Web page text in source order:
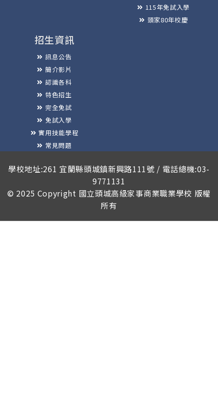
115年免試入學
頭家80年校慶
招生資訊
訊息公告
簡介影片
認識各科
特色招生
完全免試
免試入學
實用技能學程
常見問題
學校地址:261 宜蘭縣頭城鎮新興路111號 / 電話總機:03-
9771131
© 2025 Copyright 國立頭城高級家事商業職業學校 版權
所有